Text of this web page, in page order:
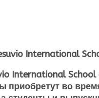
International
International
приобретут во